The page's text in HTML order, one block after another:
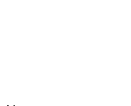
w ten sposób
– może zachęcić
to nie tylko